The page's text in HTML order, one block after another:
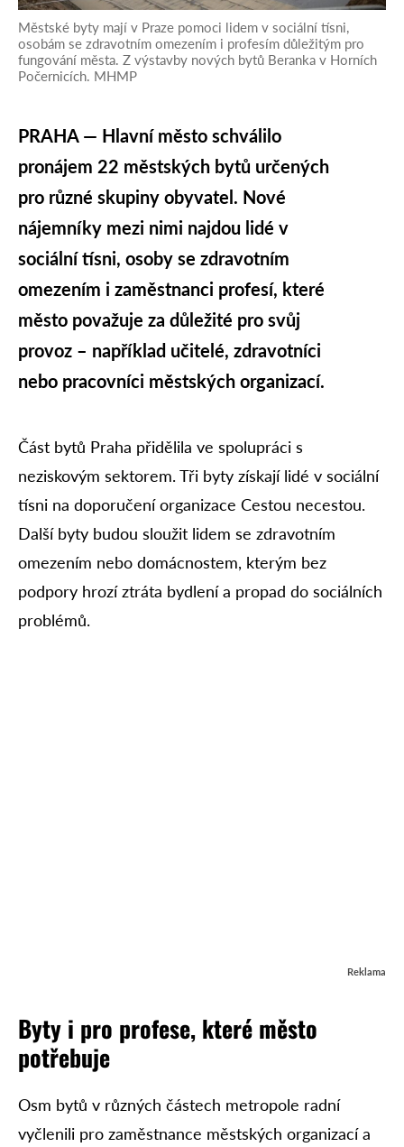
Městské byty mají v Praze pomoci lidem v sociální tísni,
osobám se zdravotním omezením i profesím důležitým pro
fungování města. Z výstavby nových bytů Beranka v Horních
Počernicích. MHMP
PRAHA — Hlavní město schválilo
pronájem 22 městských bytů určených
pro různé skupiny obyvatel. Nové
nájemníky mezi nimi najdou lidé v
sociální tísni, osoby se zdravotním
omezením i zaměstnanci profesí, které
město považuje za důležité pro svůj
provoz – například učitelé, zdravotníci
nebo pracovníci městských organizací.
Část bytů Praha přidělila ve spolupráci s
neziskovým sektorem. Tři byty získají lidé v sociální
tísni na doporučení organizace Cestou necestou.
Další byty budou sloužit lidem se zdravotním
omezením nebo domácnostem, kterým bez
podpory hrozí ztráta bydlení a propad do sociálních
problémů.
Reklama
Byty i pro profese, které město
potřebuje
Osm bytů v různých částech metropole radní
vyčlenili pro zaměstnance městských organizací a